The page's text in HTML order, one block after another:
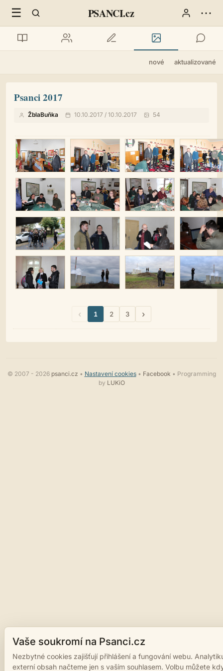
☰ PSANCI.cz ⋯
nové aktualizované
Psanci 2017
ŽblaBuňka 10.10.2017 / 10.10.2017 54
‹ 1 2 3 ›
© 2007 - 2026 psanci.cz • Nastavení cookies• Facebook • Programming
by LUKiO
Vaše soukromí na Psanci.cz
Nezbytné cookies zajišťují přihlášení a fungování webu.
externí obsah načteme jen s vaším souhlasem. Volbu můžete